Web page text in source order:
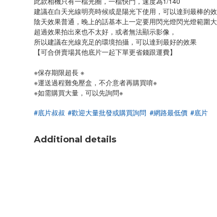
建議在白天光線明亮時候或是陽光下使用，可以達到最棒的
陰天效果普通，晚上的話基本上一定要用閃光燈閃光燈範圍大
超過效果拍出來也不太好，或者無法顯示影像，
所以建議在光線充足的環境拍攝，可以達到最好的效果
【可合併賣場其他底片一起下單更省錢跟運費】
※保存期限超長 ※
※運送過程難免壓盒，不介意者再購買唷※
※如需購買大量，可以先詢問※
#底片叔叔 #歡迎大量批發或購買詢問 #網路最低價 #底片
Additional details